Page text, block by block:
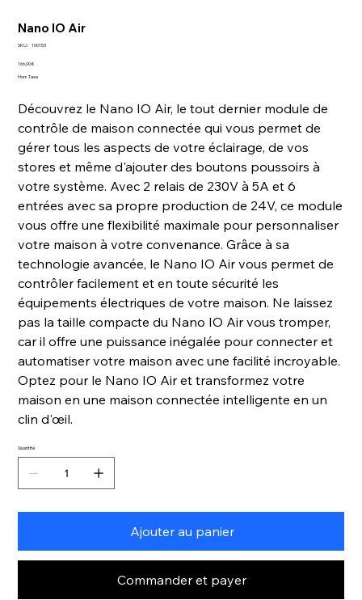
Nano IO Air
SKU : SKU
100153
Prix
166,00 €
Hors Taxe
Découvrez le Nano IO Air, le tout dernier module de
contrôle de maison connectée qui vous permet de
gérer tous les aspects de votre éclairage, de vos
stores et même d'ajouter des boutons poussoirs à
votre système. Avec 2 relais de 230V à 5A et 6
entrées avec sa propre production de 24V, ce module
vous offre une flexibilité maximale pour personnaliser
votre maison à votre convenance. Grâce à sa
technologie avancée, le Nano IO Air vous permet de
contrôler facilement et en toute sécurité les
équipements électriques de votre maison. Ne laissez
pas la taille compacte du Nano IO Air vous tromper,
car il offre une puissance inégalée pour connecter et
automatiser votre maison avec une facilité incroyable.
Optez pour le Nano IO Air et transformez votre
maison en une maison connectée intelligente en un
clin d'œil.
Quantité
Ajouter au panier
Commander et payer